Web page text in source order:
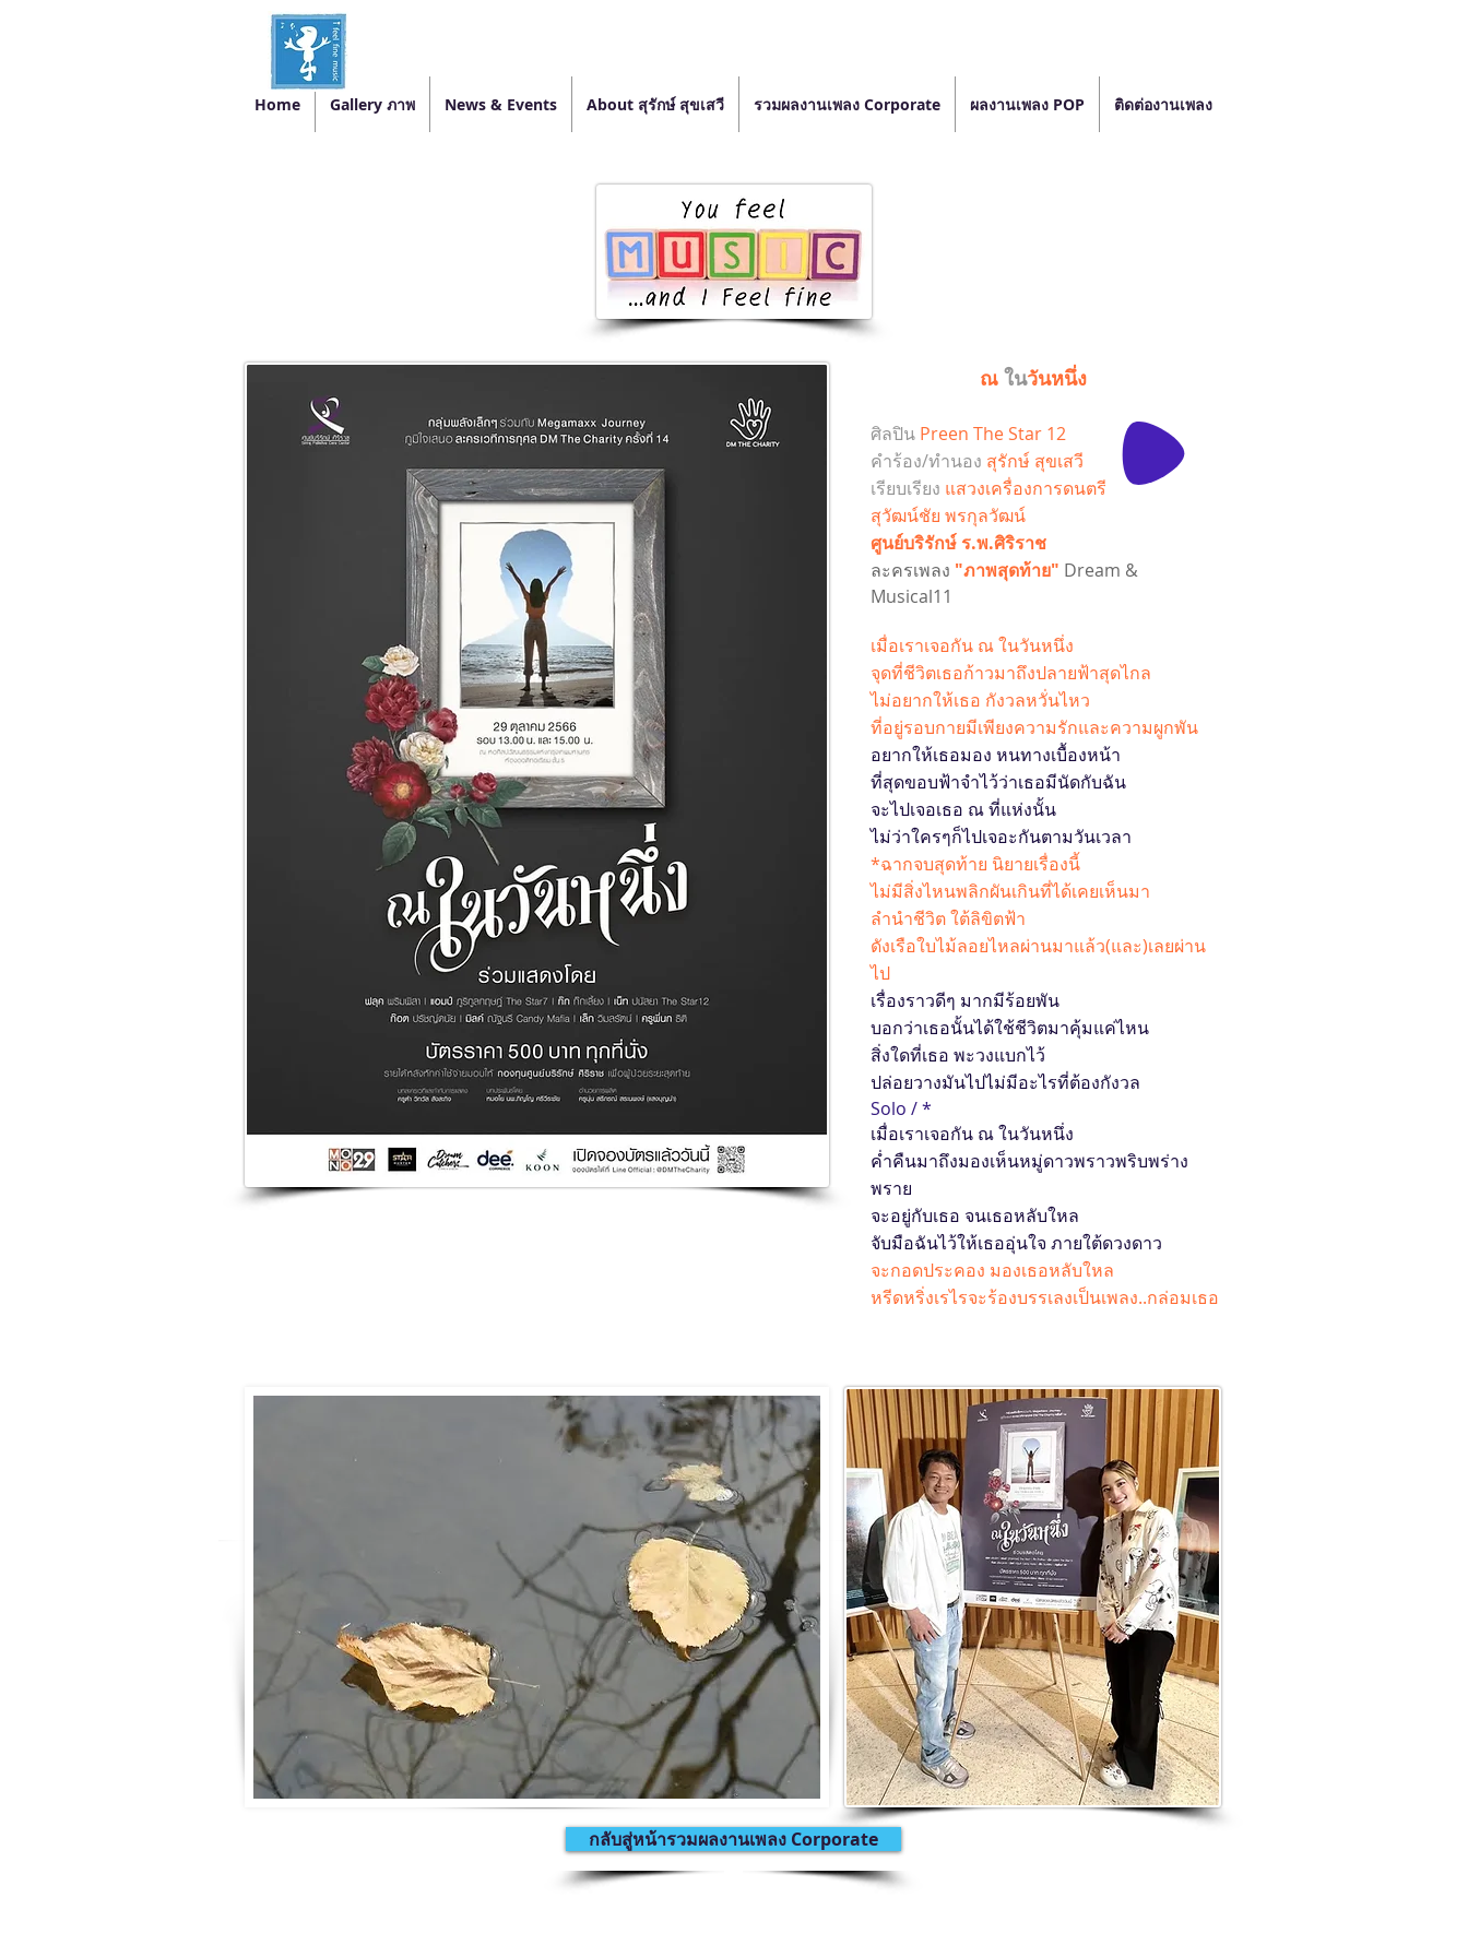
Home Gallery ภาพ News & Events About สุรักษ์ สุขเสวี รวมผลงานเพลง Corporate ผลงานเพลง POP ติดต่องานเพลง
ณ ในวันหนึ่ง
ศิลปิน Preen The Star 12
คำร้อง/ทำนอง สุรักษ์ สุขเสวี
เรียบเรียง แสวงเครื่องการดนตรี
สุวัฒน์ชัย พรกุลวัฒน์
ศูนย์บริรักษ์ ร.พ.ศิริราช
ละครเพลง "ภาพสุดท้าย" Dream &
Musical11
เมื่อเราเจอกัน ณ ในวันหนึ่ง
จุดที่ชีวิตเธอก้าวมาถึงปลายฟ้าสุดไกล
ไม่อยากให้เธอ กังวลหวั่นไหว
ที่อยู่รอบกายมีเพียงความรักและความผูกพัน
อยากให้เธอมอง หนทางเบื้องหน้า
ที่สุดขอบฟ้าจำไว้ว่าเธอมีนัดกับฉัน
จะไปเจอเธอ ณ ที่แห่งนั้น
ไม่ว่าใครๆก็ไปเจอะกันตามวันเวลา
*ฉากจบสุดท้าย นิยายเรื่องนี้
ไม่มีสิ่งไหนพลิกผันเกินที่ได้เคยเห็นมา
ลำนำชีวิต ใต้ลิขิตฟ้า
ดังเรือใบไม้ลอยไหลผ่านมาแล้ว(และ)เลยผ่าน
ไป
เรื่องราวดีๆ มากมีร้อยพัน
บอกว่าเธอนั้นได้ใช้ชีวิตมาคุ้มแค่ไหน
สิ่งใดที่เธอ พะวงแบกไว้
ปล่อยวางมันไปไม่มีอะไรที่ต้องกังวล
Solo / *
เมื่อเราเจอกัน ณ ในวันหนึ่ง
ค่ำคืนมาถึงมองเห็นหมู่ดาวพราวพริบพร่าง
พราย
จะอยู่กับเธอ จนเธอหลับใหล
จับมือฉันไว้ให้เธออุ่นใจ ภายใต้ดวงดาว
จะกอดประคอง มองเธอหลับใหล
หรีดหริ่งเรไรจะร้องบรรเลงเป็นเพลง..กล่อมเธอ
กลับสู่หน้ารวมผลงานเพลง Corporate